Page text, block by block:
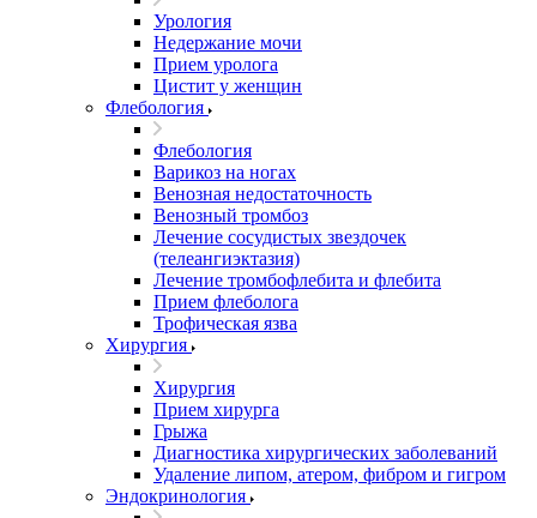
Урология
Недержание мочи
Прием уролога
Цистит у женщин
Флебология
Флебология
Варикоз на ногах
Венозная недостаточность
Венозный тромбоз
Лечение сосудистых звездочек
(телеангиэктазия)
Лечение тромбофлебита и флебита
Прием флеболога
Трофическая язва
Хирургия
Хирургия
Прием хирурга
Грыжа
Диагностика хирургических заболеваний
Удаление липом, атером, фибром и гигром
Эндокринология